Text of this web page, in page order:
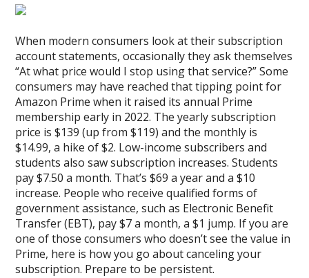
When modern consumers look at their subscription
account statements, occasionally they ask themselves
“At what price would I stop using that service?” Some
consumers may have reached that tipping point for
Amazon Prime when it raised its annual Prime
membership early in 2022. The yearly subscription
price is $139 (up from $119) and the monthly is
$14.99, a hike of $2. Low-income subscribers and
students also saw subscription increases. Students
pay $7.50 a month. That’s $69 a year and a $10
increase. People who receive qualified forms of
government assistance, such as Electronic Benefit
Transfer (EBT), pay $7 a month, a $1 jump. If you are
one of those consumers who doesn’t see the value in
Prime, here is how you go about canceling your
subscription. Prepare to be persistent.